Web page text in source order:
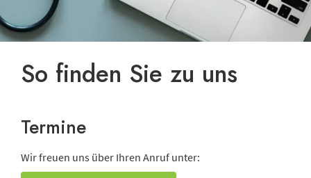
So finden Sie zu uns
Termine
Wir freuen uns über Ihren Anruf unter: